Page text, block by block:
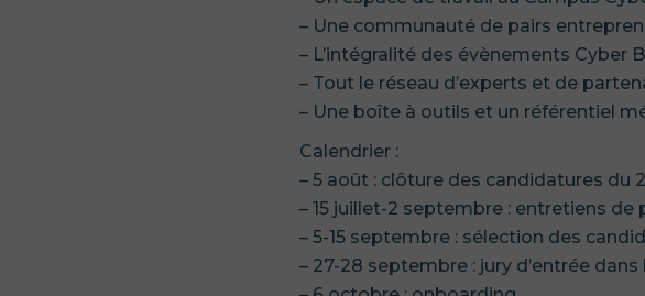
– Une communauté de pairs
– L’intégralité des évènements Cyber
– Tout le réseau d’experts et de
– Une boîte à outils et un référentiel
Calendrier :
– 5 août : clôture des candidatures du
– 15 juillet-2 septembre : entretiens de
– 5-15 septembre : sélection des
– 27-28 septembre : jury d’entrée